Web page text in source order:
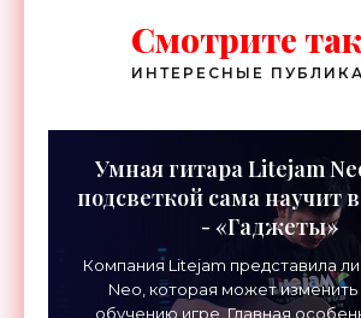
Смотрите
ИНТЕРЕСНЫЕ
Умная гитара Litejam
подсветкой сама научит
- «Гаджеты»
Компания Litejam представила
Neo, которая может изменить
обучению игре. Главная